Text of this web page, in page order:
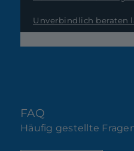
Unverbindlich beraten
FAQ
Häufig gestellte